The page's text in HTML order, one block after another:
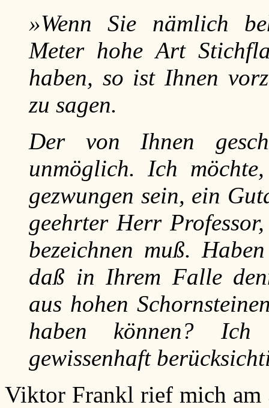
»Wenn Sie nämlich
Meter hohe Art
haben, so ist Ihnen
zu sagen.
Der von Ihnen
unmöglich. Ich
gezwungen sein, ein
geehrter Herr
bezeichnen muß.
daß in Ihrem Falle
aus hohen
haben können?
gewissenhaft
Viktor Frankl rief mich am